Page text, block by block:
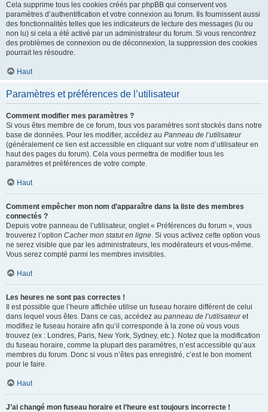
Cela supprime tous les cookies créés par phpBB qui conservent vos
paramètres d’authentification et votre connexion au forum. Ils fournissent aussi
des fonctionnalités telles que les indicateurs de lecture des messages (lu ou
non lu) si cela a été activé par un administrateur du forum. Si vous rencontrez
des problèmes de connexion ou de déconnexion, la suppression des cookies
pourrait les résoudre.
Haut
Paramètres et préférences de l’utilisateur
Comment modifier mes paramètres ?
Si vous êtes membre de ce forum, tous vos paramètres sont stockés dans notre
base de données. Pour les modifier, accédez au Panneau de l’utilisateur
(généralement ce lien est accessible en cliquant sur votre nom d’utilisateur en
haut des pages du forum). Cela vous permettra de modifier tous les
paramètres et préférences de votre compte.
Haut
Comment empêcher mon nom d’apparaître dans la liste des membres
connectés ?
Depuis votre panneau de l’utilisateur, onglet « Préférences du forum », vous
trouverez l’option Cacher mon statut en ligne. Si vous activez cette option vous
ne serez visible que par les administrateurs, les modérateurs et vous-même.
Vous serez compté parmi les membres invisibles.
Haut
Les heures ne sont pas correctes !
Il est possible que l’heure affichée utilise un fuseau horaire différent de celui
dans lequel vous êtes. Dans ce cas, accédez au panneau de l’utilisateuret
modifiez le fuseau horaire afin qu’il corresponde à la zone où vous vous
trouvez (ex : Londres, Paris, New York, Sydney, etc.). Notez que la modification
du fuseau horaire, comme la plupart des paramètres, n’est accessible qu’aux
membres du forum. Donc si vous n’êtes pas enregistré, c’est le bon moment
pour le faire.
Haut
J’ai changé mon fuseau horaire et l’heure est toujours incorrecte !